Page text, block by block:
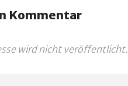
Kommentar
wird nicht veröffentlicht.